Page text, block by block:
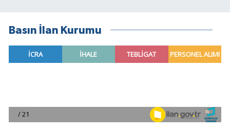
Basın İlan Kurumu